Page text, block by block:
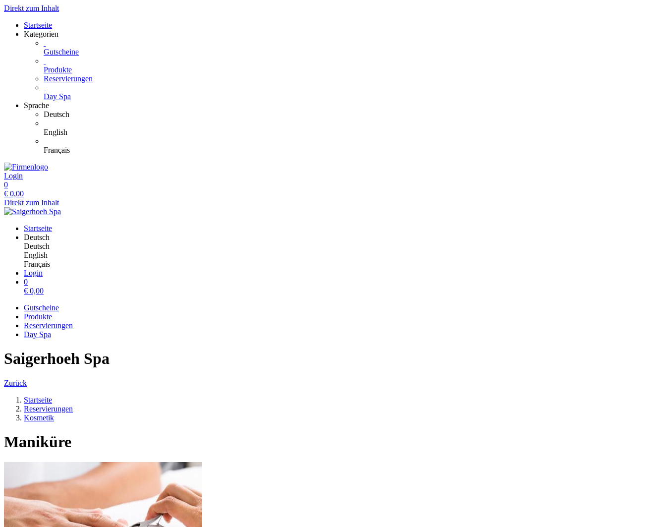
Direkt zum Inhalt
Startseite
Kategorien
Gutscheine
Produkte
Reservierungen
Day Spa
Sprache
Deutsch
English
Français
Login
0
€ 0,00
Direkt zum Inhalt
Startseite
Deutsch
Deutsch
English
Français
Login
0
€ 0,00
Gutscheine
Produkte
Reservierungen
Day Spa
Saigerhoeh Spa
Zurück
Startseite
Reservierungen
Kosmetik
Maniküre